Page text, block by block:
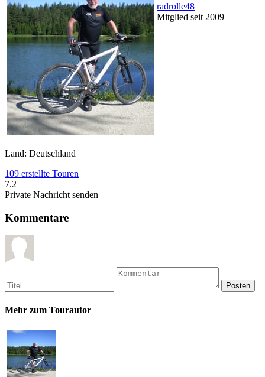
radrolle48
Mitglied seit 2009
Land: Deutschland
109 erstellte Touren
7.2
Private Nachricht senden
Kommentare
Mehr zum Tourautor